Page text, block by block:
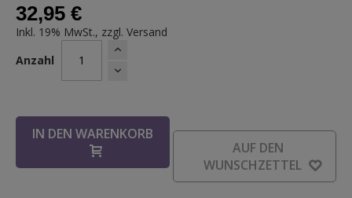
32,95 €
Inkl. 19% MwSt., zzgl. Versand
Anzahl
IN DEN WARENKORB
AUF DEN
WUNSCHZETTEL